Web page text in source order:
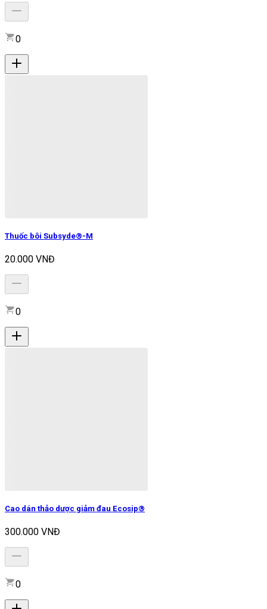
0
Thuốc bôi Subsyde®-M
20.000 VNĐ
0
Cao dán thảo dược giảm đau Ecosip®
300.000 VNĐ
0